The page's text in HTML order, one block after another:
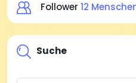
Follower 12
Suche